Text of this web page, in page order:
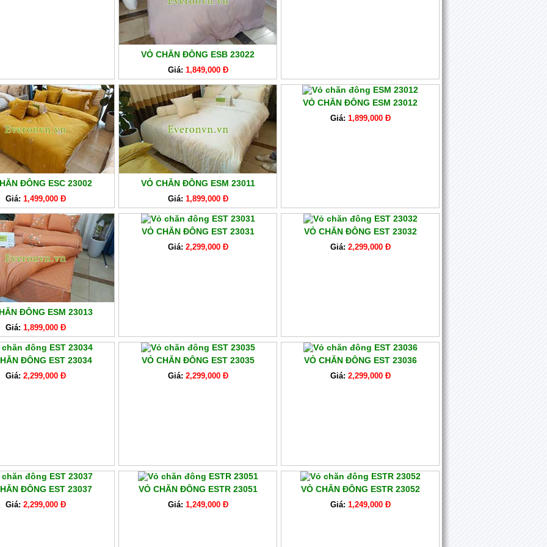
VỎ CHĂN ĐÔNG ESB 23022
Giá: 1,849,000 Đ
ĐÔNG ESC 23002
Giá: 1,499,000 Đ
VỎ CHĂN ĐÔNG ESM 23011
Giá: 1,899,000 Đ
VỎ CHĂN ĐÔNG ESM 23012
Giá: 1,899,000 Đ
ĐÔNG ESM 23013
Giá: 1,899,000 Đ
VỎ CHĂN ĐÔNG EST 23031
Giá: 2,299,000 Đ
VỎ CHĂN ĐÔNG EST 23032
Giá: 2,299,000 Đ
ĐÔNG EST 23034
Giá: 2,299,000 Đ
VỎ CHĂN ĐÔNG EST 23035
Giá: 2,299,000 Đ
VỎ CHĂN ĐÔNG EST 23036
Giá: 2,299,000 Đ
ĐÔNG EST 23037
Giá: 2,299,000 Đ
VỎ CHĂN ĐÔNG ESTR 23051
Giá: 1,249,000 Đ
VỎ CHĂN ĐÔNG ESTR 23052
Giá: 1,249,000 Đ